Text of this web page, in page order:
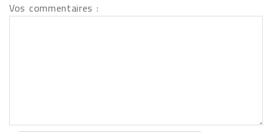
Vos commentaires :